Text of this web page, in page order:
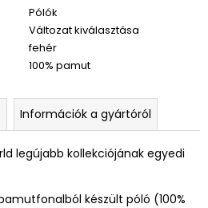
Pólók
Változat kiválasztása
fehér
100% pamut
Információk a gyártóról
legújabb kollekciójának egyedi
készült póló (100%